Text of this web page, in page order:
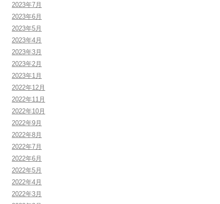
2023年7月
2023年6月
2023年5月
2023年4月
2023年3月
2023年2月
2023年1月
2022年12月
2022年11月
2022年10月
2022年9月
2022年8月
2022年7月
2022年6月
2022年5月
2022年4月
2022年3月